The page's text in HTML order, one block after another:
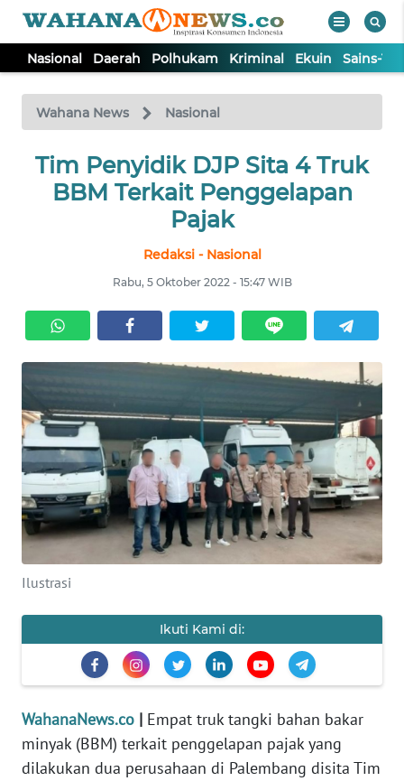
Nasional Daerah Polhukam Kriminal Ekuin Sains-
Wahana News Nasional
Tim Penyidik DJP Sita 4 Truk
BBM Terkait Penggelapan
Pajak
Redaksi - Nasional
Rabu, 5 Oktober 2022 - 15:47 WIB
Ilustrasi
Ikuti Kami di:
WahanaNews.co | Empat truk tangki bahan bakar
minyak (BBM) terkait penggelapan pajak yang
dilakukan dua perusahaan di Palembang disita Tim
TV
Tutup
NASIONAL
KRIMINAL
EKUIN
SAINS-TEKNO
KESEHATAN
INTERNASIONAL
SERBA-SERBI
PENDIDIKAN
OLAHRAGA
OPINI
EDITORIAL